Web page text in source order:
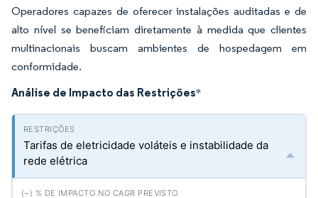
Operadores capazes de oferecer instalações auditadas e de
alto nível se beneficiam diretamente à medida que clientes
multinacionais buscam ambientes de hospedagem em
conformidade.
Análise de Impacto das Restrições*
Tarifas de eletricidade voláteis e instabilidade da
rede elétrica